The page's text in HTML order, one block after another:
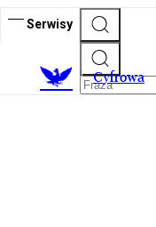
Serwisy
Cyfrowa